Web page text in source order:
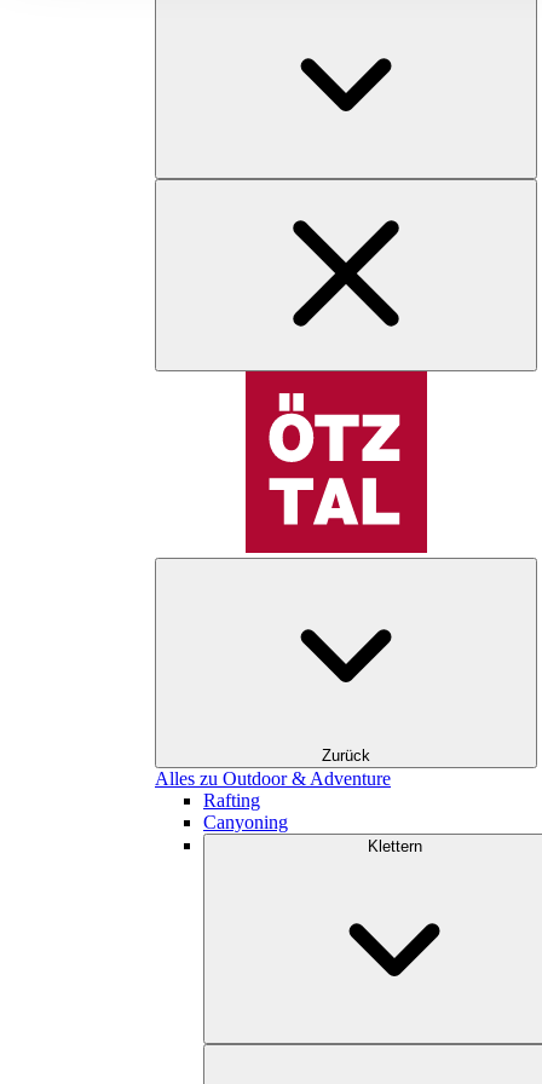
Zurück
Alles zu Outdoor & Adventure
Rafting
Canyoning
Klettern